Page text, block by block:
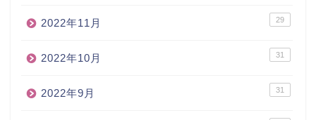
2022年11月 29
2022年10月 31
2022年9月 31